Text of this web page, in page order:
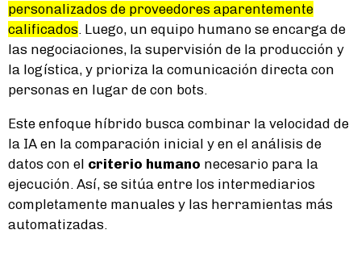
personalizados de proveedores aparentemente
calificados. Luego, un equipo humano se encarga de
las negociaciones, la supervisión de la producción y
la logística, y prioriza la comunicación directa con
personas en lugar de con bots.
Este enfoque híbrido busca combinar la velocidad de
la IA en la comparación inicial y en el análisis de
datos con el criterio humano necesario para la
ejecución. Así, se sitúa entre los intermediarios
completamente manuales y las herramientas más
automatizadas.